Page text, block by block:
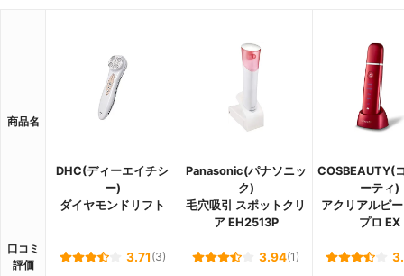
商品名
DHC(ディーエイチシ
ー)
ダイヤモンドリフト
Panasonic(パナソニッ
ク)
毛穴吸引 スポットクリ
ア EH2513P
COSBEAUTY(
ーティ)
アクリアルピ
プロ EX
口コミ
評価
3.71 (3) 3.94(1)